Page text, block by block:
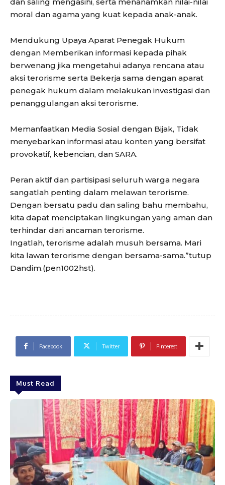
moral dan agama yang kuat kepada anak-anak.
Mendukung Upaya Aparat Penegak Hukum
dengan Memberikan informasi kepada pihak
berwenang jika mengetahui adanya rencana atau
aksi terorisme serta Bekerja sama dengan aparat
penegak hukum dalam melakukan investigasi dan
penanggulangan aksi terorisme.
Memanfaatkan Media Sosial dengan Bijak, Tidak
menyebarkan informasi atau konten yang bersifat
provokatif, kebencian, dan SARA.
Peran aktif dan partisipasi seluruh warga negara
sangatlah penting dalam melawan terorisme.
Dengan bersatu padu dan saling bahu membahu,
kita dapat menciptakan lingkungan yang aman dan
terhindar dari ancaman terorisme.
Ingatlah, terorisme adalah musuh bersama. Mari
kita lawan terorisme dengan bersama-sama.”tutup
Dandim.(pen1002hst).
Facebook Twitter Pinterest
Must Read